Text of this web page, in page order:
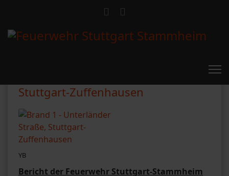
Stuttgart-Zuffenhausen
YB
Bericht der Feuerwehr Stuttgart-Stammheim